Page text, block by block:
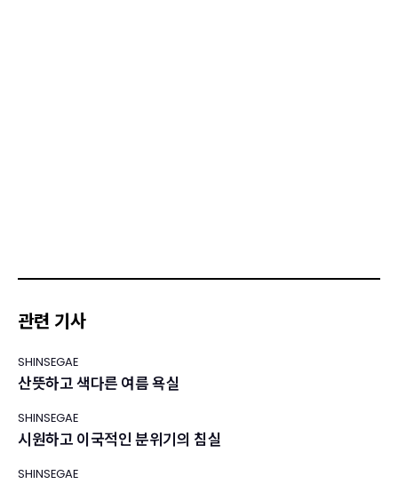
관련 기사
SHINSEGAE
산뜻하고 색다른 여름 욕실
SHINSEGAE
시원하고 이국적인 분위기의 침실
SHINSEGAE